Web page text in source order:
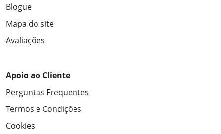
Blogue
Mapa do site
Avaliações
Apoio ao Cliente
Perguntas Frequentes
Termos e Condições
Cookies